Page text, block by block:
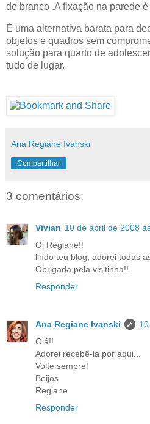
de branco .A fixação na parede
É uma alternativa barata para
objetos e quadros sem
solução para quarto de
tudo de lugar.
Ana Regiane Ivanski
Compartilhar
3 comentários:
Vivian 10 de abril de 2008
Oi Regiane!!
lindo teu blog, adorei todas
Obrigada pela visitinha!!
Responder
Ana Regiane Ivanski
Olá!!
Adorei recebê-la por aqui...
Volte sempre!
Beijos
Regiane
Responder